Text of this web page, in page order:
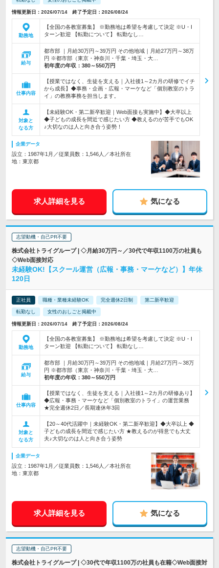
情報更新日：2026/07/14 終了予定日：2026/08/24
勤務地
【全国の各教室募集】 ※勤務地は希望を考慮して決定 ※U・I
ターン歓迎 【転勤について】 転勤なし…
給与
都市部 ｜月給30万円～39万円 その他地域｜月給27万円～38万
円 ※都市部（東京・神奈川・千葉・埼玉・大…
初年度の年収： 380～550万円
仕事内容
【授業ではなく、生徒を支える｜入社後1～2カ月の研修でイチ
から成長】◆事務・企画・広報・マーケなど「個別教室のトラ
イ」の教務事務を担当します。
対象と
なる方
【未経験OK・第二新卒歓迎｜Web面接も実施中】◆大卒以上
◆子どもの成長を間近で感じたい方 ◆教えるのが苦手でもOK
♪大切なのは人と向き合う姿勢！
企業データ
設立：1987年1月／従業員数：1,546人／本社所在
地：東京都
求人詳細を見る 気になる
志望動機・自己PR不要
株式会社トライグループ | ◇月給30万円～／30代で年収1100万の社員も
◇Web面接対応
未経験OK!【スクール運営（広報・事務・マーケなど）】年休
120日
正社員 職種・業種未経験OK 完全週休2日制 第二新卒歓迎
転勤なし 女性のおしごと掲載中
情報更新日：2026/07/14 終了予定日：2026/08/24
勤務地
【全国の各教室募集】 ※勤務地は希望を考慮して決定 ※U・I
ターン歓迎 【転勤について】 転勤なし…
給与
都市部 ｜月給30万円～39万円 その他地域｜月給27万円～38万
円 ※都市部（東京・神奈川・千葉・埼玉・大…
初年度の年収： 380～550万円
仕事内容
【授業ではなく、生徒を支える｜入社後1～2カ月の研修あり】
◆広報・事務・マーケなど「個別教室のトライ」の運営業務
★完全週休2日／長期連休年3回
対象と
なる方
【20～40代活躍中｜未経験OK・第二新卒歓迎】◆大卒以上 ◆
子どもの成長を間近で感じたい方 ★教えるのが得意でも大丈
夫♪大切なのは人と向き合う姿勢
企業データ
設立：1987年1月／従業員数：1,546人／本社所在
地：東京都
求人詳細を見る 気になる
志望動機・自己PR不要
株式会社トライグループ | ◇30代で年収1100万の社員も在籍◇Web面接対